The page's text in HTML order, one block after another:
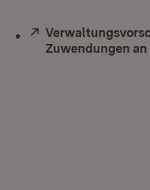
Extern:
Zuwendungen